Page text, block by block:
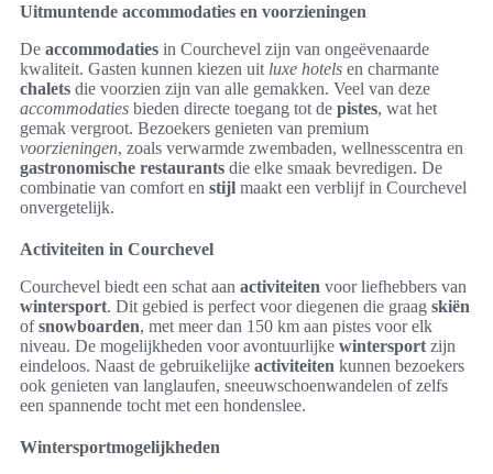
Uitmuntende accommodaties en voorzieningen
De accommodaties in Courchevel zijn van ongeëvenaarde
kwaliteit. Gasten kunnen kiezen uit luxe hotels en charmante
chalets die voorzien zijn van alle gemakken. Veel van deze
accommodaties bieden directe toegang tot de pistes, wat het
gemak vergroot. Bezoekers genieten van premium
voorzieningen, zoals verwarmde zwembaden, wellnesscentra en
gastronomische restaurants die elke smaak bevredigen. De
combinatie van comfort en stijl maakt een verblijf in Courchevel
onvergetelijk.
Activiteiten in Courchevel
Courchevel biedt een schat aan activiteiten voor liefhebbers van
wintersport. Dit gebied is perfect voor diegenen die graag skiën
ofsnowboarden, met meer dan 150 km aan pistes voor elk
niveau. De mogelijkheden voor avontuurlijke wintersport zijn
eindeloos. Naast de gebruikelijke activiteiten kunnen bezoekers
ook genieten van langlaufen, sneeuwschoenwandelen of zelfs
een spannende tocht met een hondenslee.
Wintersportmogelijkheden